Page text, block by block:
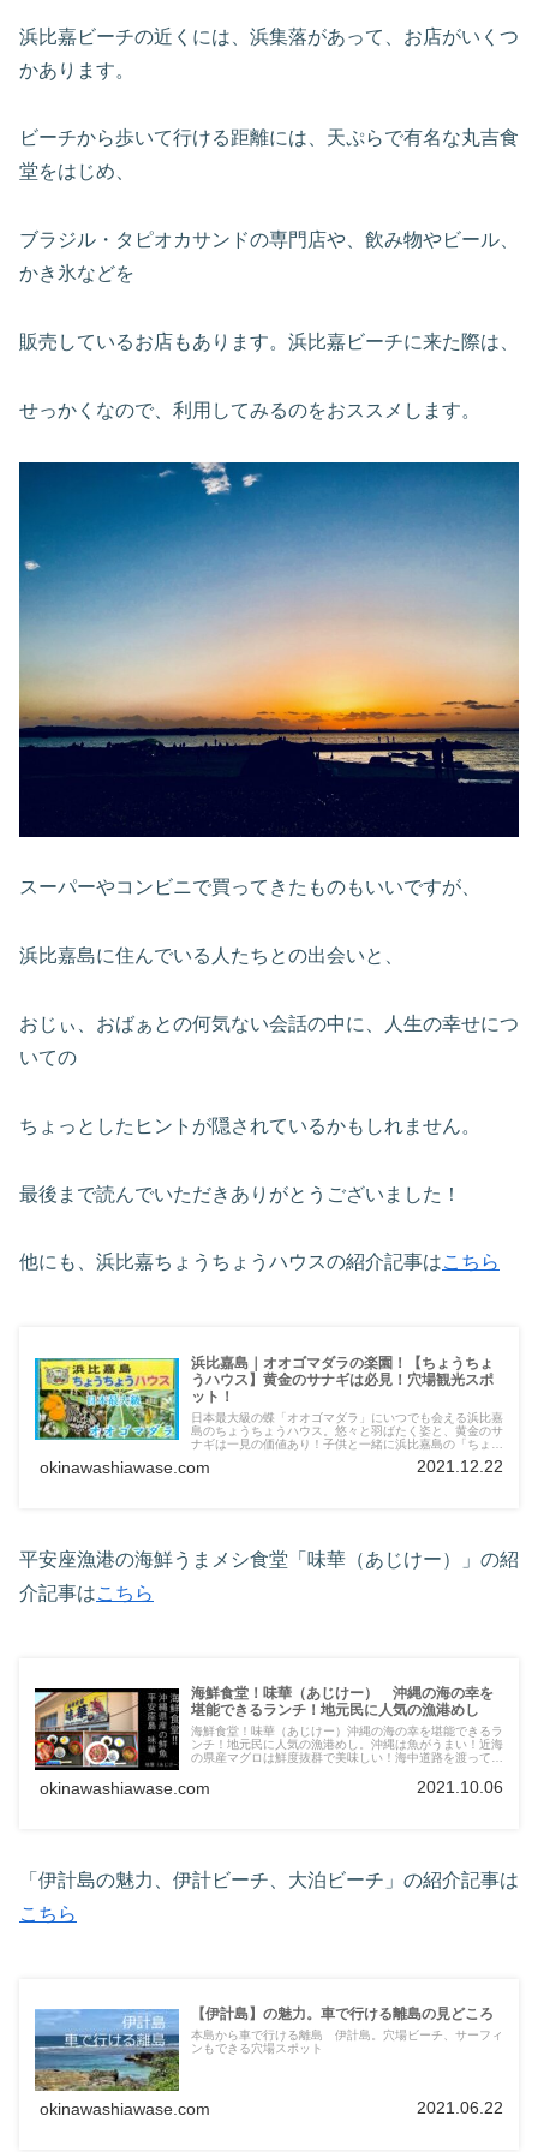
浜比嘉ビーチの近くには、浜集落があって、お店がいくつ
かあります。
ビーチから歩いて行ける距離には、天ぷらで有名な丸吉食
堂をはじめ、
ブラジル・タピオカサンドの専門店や、飲み物やビール、
かき氷などを
販売しているお店もあります。浜比嘉ビーチに来た際は、
せっかくなので、利用してみるのをおススメします。
スーパーやコンビニで買ってきたものもいいですが、
浜比嘉島に住んでいる人たちとの出会いと、
おじぃ、おばぁとの何気ない会話の中に、人生の幸せにつ
いての
ちょっとしたヒントが隠されているかもしれません。
最後まで読んでいただきありがとうございました！
他にも、浜比嘉ちょうちょうハウスの紹介記事はこちら
浜比嘉島｜オオゴマダラの楽園！【ちょうちょ
うハウス】黄金のサナギは必見！穴場観光スポ
ット！
日本最大級の蝶「オオゴマダラ」にいつでも会える浜比嘉
島のちょうちょうハウス。悠々と羽ばたく姿と、黄金のサ
ナギは一見の価値あり！子供と一緒に浜比嘉島の「ちょう
貴重なスポット！
okinawashiawase.com 2021.12.22
平安座漁港の海鮮うまメシ食堂「味華（あじけー）」の紹
介記事はこちら
海鮮食堂！味華（あじけー） 沖縄の海の幸を
堪能できるランチ！地元民に人気の漁港めし
海鮮食堂！味華（あじけー）沖縄の海の幸を堪能できるラ
ンチ！地元民に人気の漁港めし。沖縄は魚がうまい！近海
の県産マグロは鮮度抜群で美味しい！海中道路を渡ってす
れも格別！
okinawashiawase.com 2021.10.06
「伊計島の魅力、伊計ビーチ、大泊ビーチ」の紹介記事は
こちら
【伊計島】の魅力。車で行ける離島の見どころ
本島から車で行ける離島 伊計島。穴場ビーチ、サーフィ
ンもできる穴場スポット
okinawashiawase.com 2021.06.22